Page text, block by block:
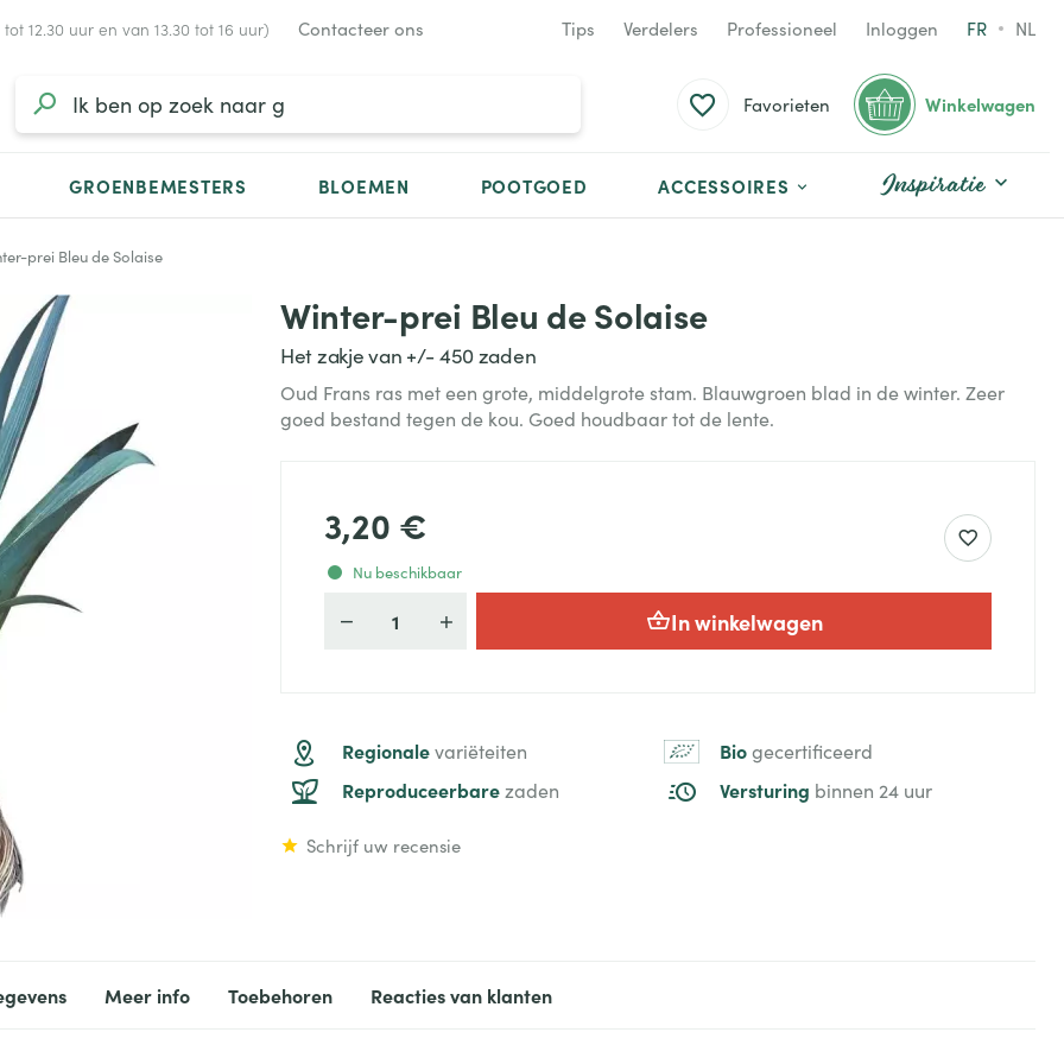
12.30 uur en van 13.30 tot 16 uur) Contacteer ons Tips Verdelers Professioneel Inloggen FR NL
Favorieten Winkelwagen
GROENBEMESTERS BLOEMEN POOTGOED ACCESSOIRES Inspiratie
prei Bleu de Solaise
Winter-prei Bleu de Solaise
Het zakje van +/- 450 zaden
Oud Frans ras met een grote, middelgrote stam. Blauwgroen blad in de winter. Zeer
goed bestand tegen de kou. Goed houdbaar tot de lente.
3,20 €
Nu beschikbaar
Aantal In winkelwagen
Regionalevariëteiten Biogecertificeerd
Reproduceerbare zaden Versturing binnen 24 uur
Schrijf uw recensie
Meer info Toebehoren Reacties van klanten